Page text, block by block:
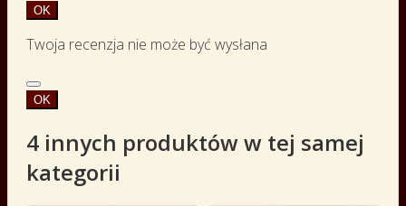
OK
Twoja recenzja nie może być wysłana
OK
4 innych produktów w tej samej
kategorii